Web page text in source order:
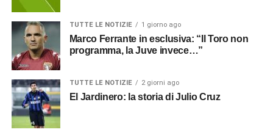
TUTTE LE NOTIZIE 1 giorno ago
Marco Ferrante in esclusiva: “Il Toro non
programma, la Juve invece…”
TUTTE LE NOTIZIE 2 giorni ago
El Jardinero: la storia di Julio Cruz